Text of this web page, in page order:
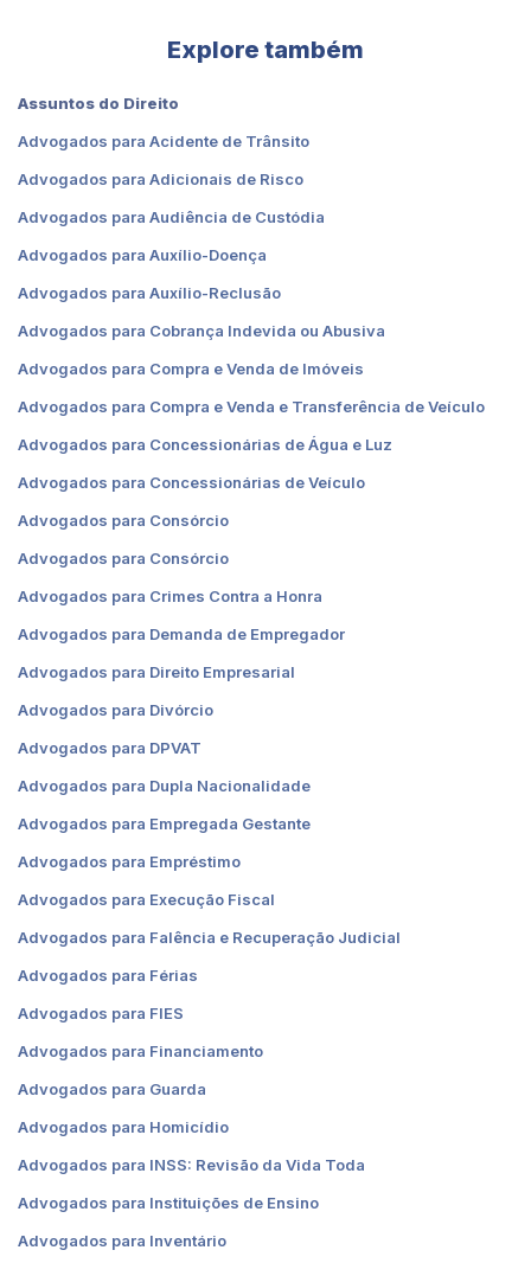
Explore também
Assuntos do Direito
Advogados para Acidente de Trânsito
Advogados para Adicionais de Risco
Advogados para Audiência de Custódia
Advogados para Auxílio-Doença
Advogados para Auxílio-Reclusão
Advogados para Cobrança Indevida ou Abusiva
Advogados para Compra e Venda de Imóveis
Advogados para Compra e Venda e Transferência de Veículo
Advogados para Concessionárias de Água e Luz
Advogados para Concessionárias de Veículo
Advogados para Consórcio
Advogados para Consórcio
Advogados para Crimes Contra a Honra
Advogados para Demanda de Empregador
Advogados para Direito Empresarial
Advogados para Divórcio
Advogados para DPVAT
Advogados para Dupla Nacionalidade
Advogados para Empregada Gestante
Advogados para Empréstimo
Advogados para Execução Fiscal
Advogados para Falência e Recuperação Judicial
Advogados para Férias
Advogados para FIES
Advogados para Financiamento
Advogados para Guarda
Advogados para Homicídio
Advogados para INSS: Revisão da Vida Toda
Advogados para Instituições de Ensino
Advogados para Inventário